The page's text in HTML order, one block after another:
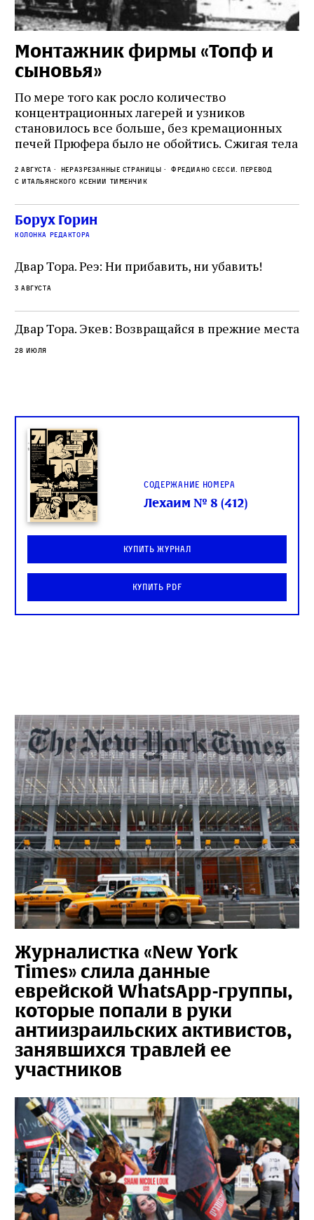
Монтажник фирмы «Топф и
сыновья»
По мере того как росло количество
концентрационных лагерей и узников
становилось все больше, без кремационных
печей Прюфера было не обойтись. Cжигая тела
верны своему архаичному культу смерти, но и
скрывали от населения соседних городов,
сколько узников погибало каждый день в этих
жутких местах
2 августа Неразрезанные страницы
Фредиано Сесси. Перевод
с итальянского Ксении Тименчик
Борух Горин
колонка редактора
Двар Тора. Реэ: Ни прибавить, ни убавить!
3 августа
Двар Тора. Экев: Возвращайся в прежние места
28 июля
Содержание номера
Лехаим № 8 (412)
Купить журнал
Купить PDF
Журналистка «New York
Times» слила данные
еврейской WhatsApp-группы,
которые попали в руки
антиизраильских активистов,
занявшихся травлей ее
участников